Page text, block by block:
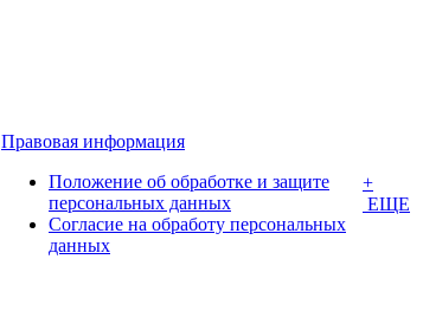
Правовая информация
Положение об обработке и защите
персональных данных
Согласие на обработу персональных
данных
+
ЕЩЕ